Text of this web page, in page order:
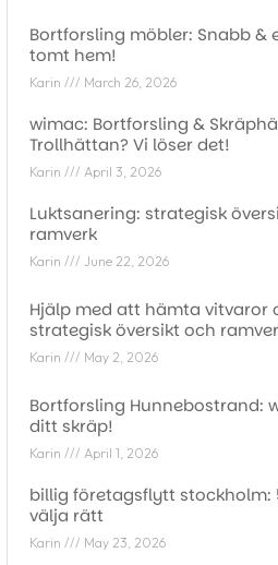
Bortforsling möbler: Snabb &
tomt hem!
Karin March 26, 2026
wimac: Bortforsling &
Trollhättan? Vi löser det!
Karin April 3, 2026
Luktsanering: strategisk
ramverk
Karin June 22, 2026
Hjälp med att hämta vitvaror
strategisk översikt och
Karin May 2, 2026
Bortforsling Hunnebostrand:
ditt skräp!
Karin April 1, 2026
billig företagsflytt stockholm:
välja rätt
Karin May 23, 2026